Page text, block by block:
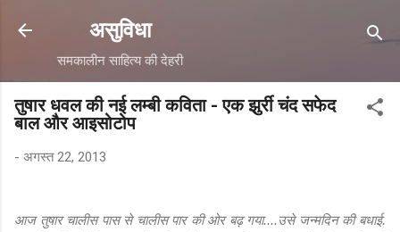
सीधे मुख्य सामग्री पर जाएं
असुविधा
समकालीन साहित्य की देहरी
तुषार धवल की नई लम्बी कविता - एक झुर्री चंद सफेद
बाल और आइसोटोप
- अगस्त 22, 2013
आज तुषार चालीस पास से चालीस पार की ओर बढ़ गया....उसे जन्मदिन की बधाई.